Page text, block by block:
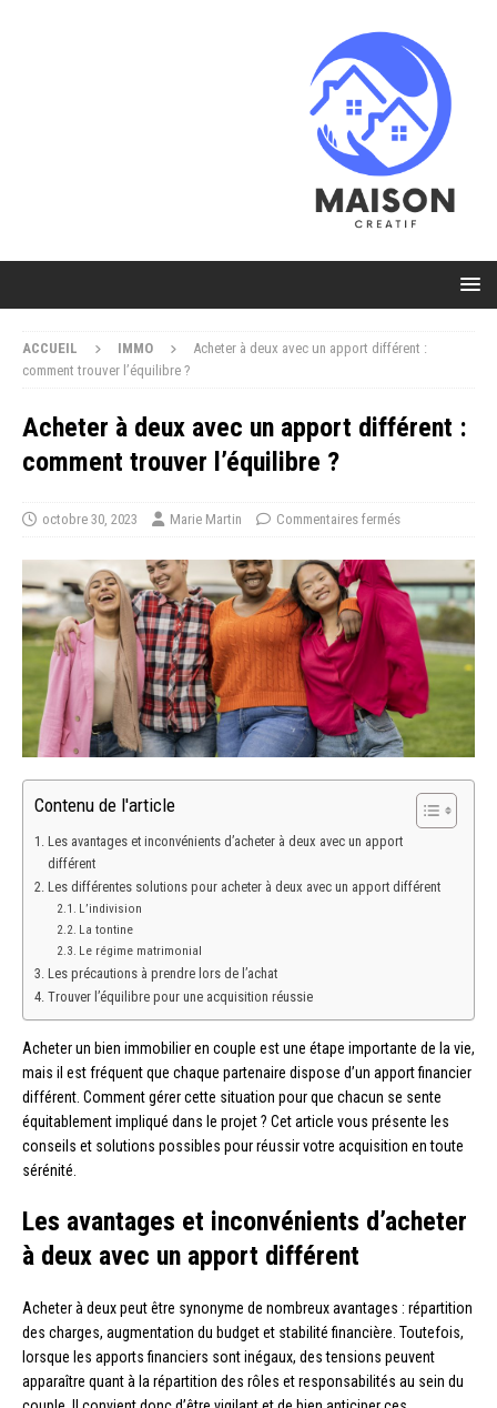
ACCUEIL IMMO
Acheter à deux avec un apport différent :
comment trouver l’équilibre ?
Acheter à deux avec un apport différent :
comment trouver l’équilibre ?
octobre 30, 2023 Marie Martin Commentaires fermés
Contenu de l'article
Les avantages et inconvénients d’acheter à deux avec un apport
différent
Les différentes solutions pour acheter à deux avec un apport différent
L’indivision
La tontine
Le régime matrimonial
Les précautions à prendre lors de l’achat
Trouver l’équilibre pour une acquisition réussie
Acheter un bien immobilier en couple est une étape importante de la vie,
mais il est fréquent que chaque partenaire dispose d’un apport financier
différent. Comment gérer cette situation pour que chacun se sente
équitablement impliqué dans le projet ? Cet article vous présente les
conseils et solutions possibles pour réussir votre acquisition en toute
sérénité.
Les avantages et inconvénients d’acheter
à deux avec un apport différent
Acheter à deux peut être synonyme de nombreux avantages : répartition
des charges, augmentation du budget et stabilité financière. Toutefois,
lorsque les apports financiers sont inégaux, des tensions peuvent
apparaître quant à la répartition des rôles et responsabilités au sein du